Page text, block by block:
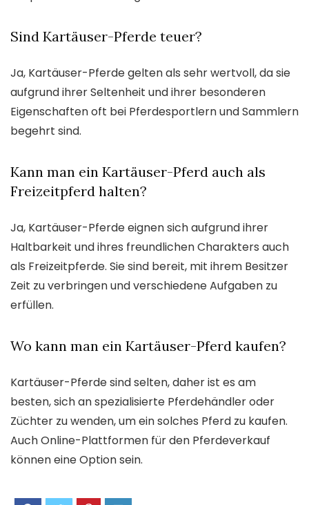
Sind Kartäuser-Pferde teuer?
Ja, Kartäuser-Pferde gelten als sehr wertvoll, da sie
aufgrund ihrer Seltenheit und ihrer besonderen
Eigenschaften oft bei Pferdesportlern und Sammlern
begehrt sind.
Kann man ein Kartäuser-Pferd auch als
Freizeitpferd halten?
Ja, Kartäuser-Pferde eignen sich aufgrund ihrer
Haltbarkeit und ihres freundlichen Charakters auch
als Freizeitpferde. Sie sind bereit, mit ihrem Besitzer
Zeit zu verbringen und verschiedene Aufgaben zu
erfüllen.
Wo kann man ein Kartäuser-Pferd kaufen?
Kartäuser-Pferde sind selten, daher ist es am
besten, sich an spezialisierte Pferdehändler oder
Züchter zu wenden, um ein solches Pferd zu kaufen.
Auch Online-Plattformen für den Pferdeverkauf
können eine Option sein.